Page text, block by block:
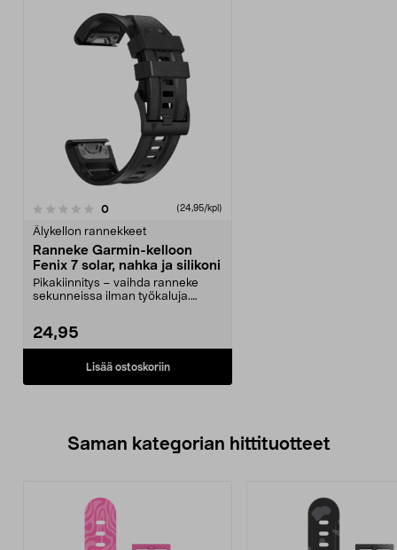
0arvostelut (24,95/kpl)
Älykellon rannekkeet
Ranneke Garmin-kelloon
Fenix 7 solar, nahka ja silikoni
Pikakiinnitys – vaihda ranneke
sekunneissa ilman työkaluja.
24,95
Lisää ostoskoriin
Saman kategorian hittituotteet